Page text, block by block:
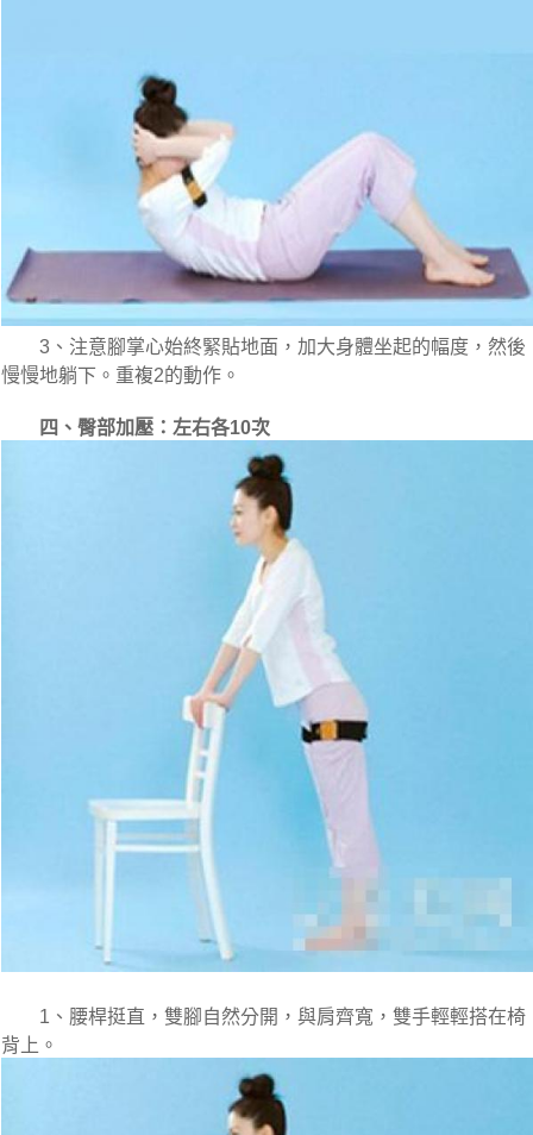
3、注意腳掌心始終緊貼地面，加大身體坐起的幅度，然後
慢慢地躺下。重複2的動作。
四、臀部加壓：左右各10次
1、腰桿挺直，雙腳自然分開，與肩齊寬，雙手輕輕搭在椅
背上。